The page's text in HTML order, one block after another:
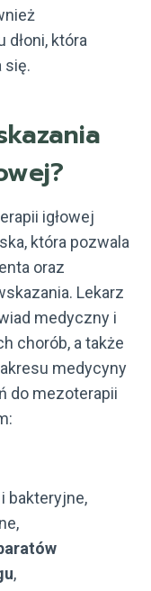
która
się.
igłowej
która pozwala
oraz
Lekarz
medyczny i
chorób, a także
medycyny
do mezoterapii
bakteryjne,
,